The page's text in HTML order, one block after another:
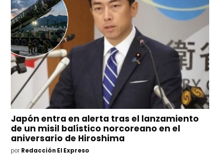
Japón entra en alerta tras el lanzamiento
de un misil balístico norcoreano en el
aniversario de Hiroshima
por Redacción El Expreso